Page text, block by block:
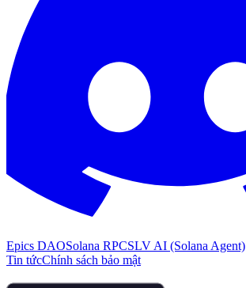
Epics DAOSolana RPCSLV AI (Solana Agent)
Tin tứcChính sách bảo mật